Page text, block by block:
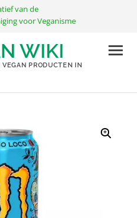
van de
voor Veganisme
WIKI
VEGAN PRODUCTEN IN